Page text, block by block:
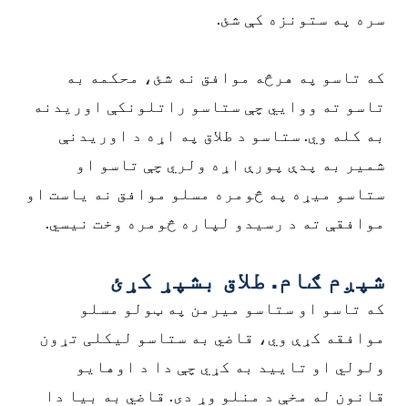
سره په ستونزه کې شئ.
که تاسو په هرڅه موافق نه شئ، محکمه به
تاسو ته ووایي چې ستاسو راتلونکې اوریدنه
به کله وي. ستاسو د طلاق په اړه د اوریدنې
شمیر به پدې پورې اړه ولري چې تاسو او
ستاسو میړه په څومره مسلو موافق نه یاست او
موافقې ته د رسیدو لپاره څومره وخت نیسي.
شپږم ګام. طلاق بشپړ کړئ
که تاسو او ستاسو میرمن په ټولو مسلو
موافقه کړې وي، قاضي به ستاسو لیکلی تړون
ولولي او تایید به کړي چې دا د اوهایو
قانون له مخې د منلو وړ دی. قاضي به بیا دا